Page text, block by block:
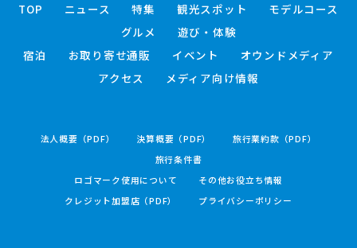
TOP ニュース 特集 観光スポット
モデルコース
グルメ
遊び・体験
宿泊
お取り寄せ通販 イベント
オウンドメディア
アクセス
メディア向け情報
法人概要（PDF） 決算概要（PDF）
旅行業約款（PDF）
旅行条件書
ロゴマーク使用について
その他お役立ち情報
クレジット加盟店（PDF）
プライバシーポリシー